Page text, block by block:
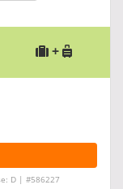
+
D | #586227